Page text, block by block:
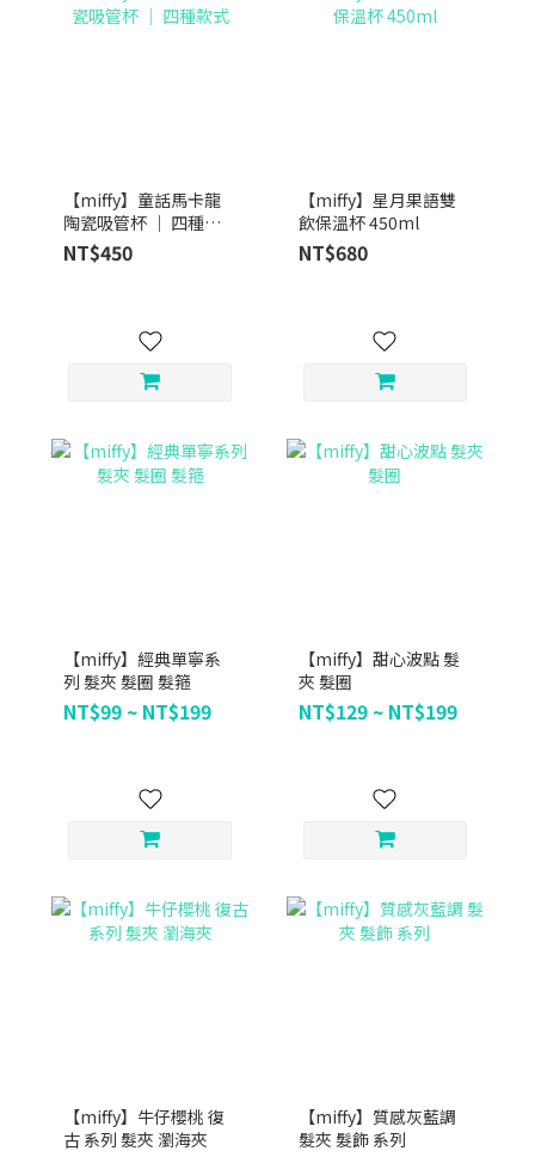
【miffy】童話馬卡龍
陶瓷吸管杯 ｜ 四種款
式
NT$450
【miffy】星月果語雙
飲保溫杯 450ml
NT$680
【miffy】經典單寧系
列 髮夾 髮圈 髮箍
NT$99 ~ NT$199
【miffy】甜心波點 髮
夾 髮圈
NT$129 ~ NT$199
【miffy】牛仔櫻桃 復
古 系列 髮夾 瀏海夾
【miffy】質感灰藍調
髮夾 髮飾 系列